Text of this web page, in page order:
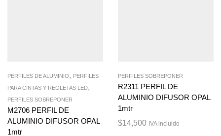
PERFILES DE ALUMINIO, PERFILES
PARA CINTAS Y REGLETAS LED,
PERFILES SOBREPONER
M2706 PERFIL DE
ALUMINIO DIFUSOR OPAL
1mtr
PERFILES SOBREPONER
R2311 PERFIL DE
ALUMINIO DIFUSOR OPAL
1mtr
$14,500 IVA incluido